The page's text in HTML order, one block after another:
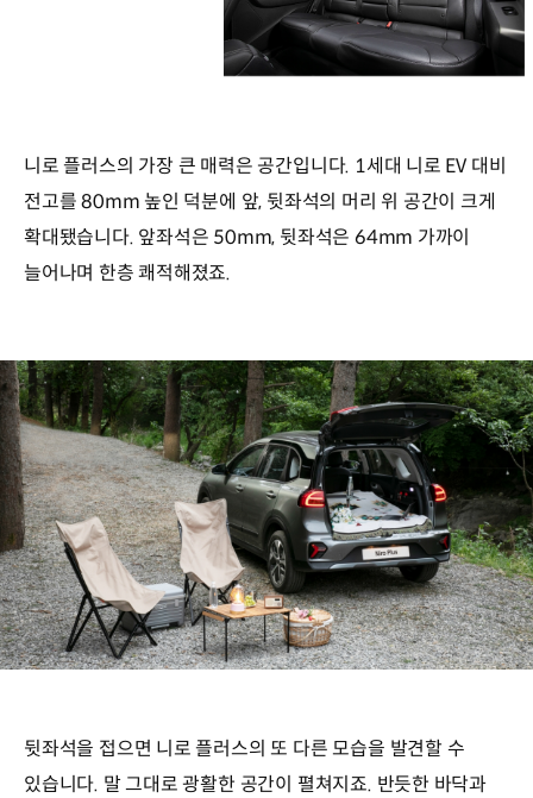
니로 플러스의 가장 큰 매력은 공간입니다. 1세대 니로 EV 대비
전고를 80mm 높인 덕분에 앞, 뒷좌석의 머리 위 공간이 크게
확대됐습니다. 앞좌석은 50mm, 뒷좌석은 64mm 가까이
늘어나며 한층 쾌적해졌죠.
뒷좌석을 접으면 니로 플러스의 또 다른 모습을 발견할 수
있습니다. 말 그대로 광활한 공간이 펼쳐지죠. 반듯한 바닥과